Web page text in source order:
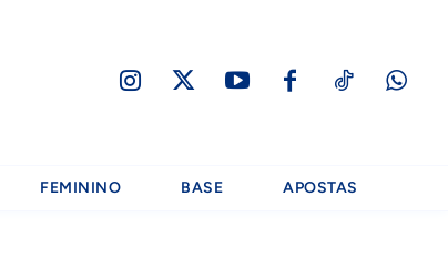
FEMININO BASE APOSTAS